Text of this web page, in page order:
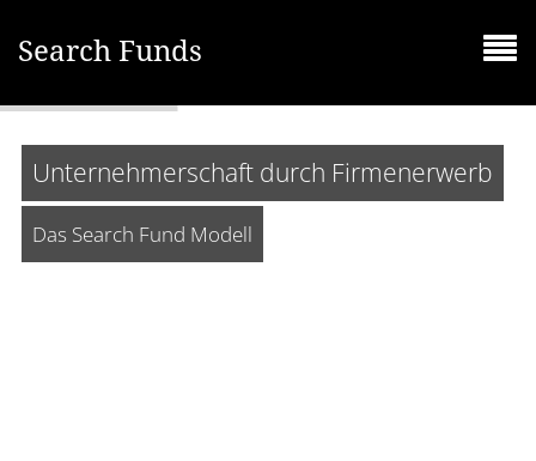
Search Funds
Unternehmerschaft durch Firmenerwerb
Das Search Fund Modell